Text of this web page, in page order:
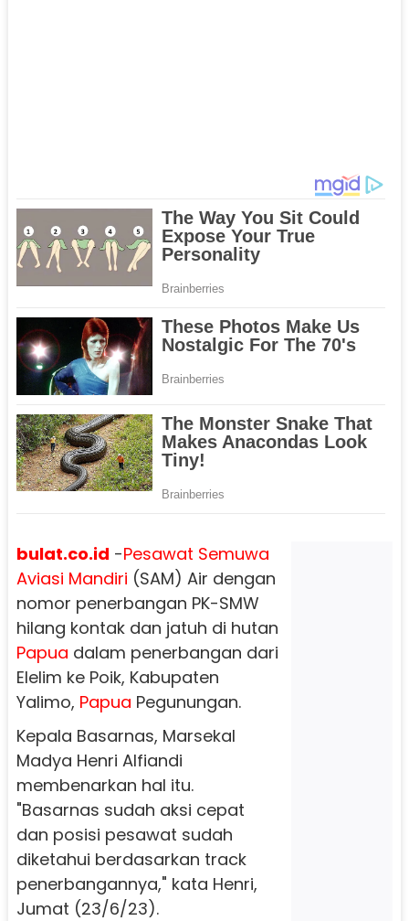
bulat.co.id -Pesawat Semuwa
Aviasi Mandiri (SAM) Air dengan
nomor penerbangan PK-SMW
hilang kontak dan jatuh di hutan
Papua dalam penerbangan dari
Elelim ke Poik, Kabupaten
Yalimo, Papua Pegunungan.
Kepala Basarnas, Marsekal
Madya Henri Alfiandi
membenarkan hal itu.
"Basarnas sudah aksi cepat
dan posisi pesawat sudah
diketahui berdasarkan track
penerbangannya," kata Henri,
Jumat (23/6/23).